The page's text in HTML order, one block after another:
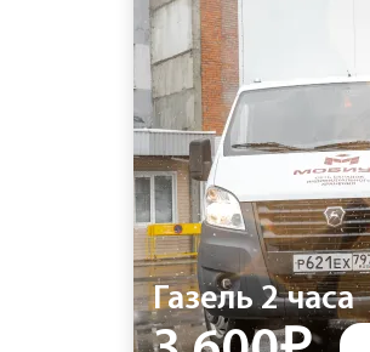
Газель 2 часа